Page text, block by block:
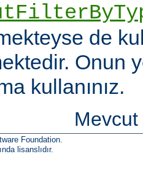
de
Onun
kullanınız.
Foundation.
lisanslıdır.